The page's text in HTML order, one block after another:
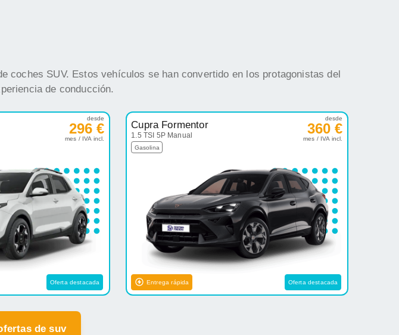
coches SUV. Estos vehículos se han convertido en los protagonistas del
de conducción.
desde
296 €
mes / IVA incl.
Oferta destacada
Cupra Formentor
1.5 TSI 5P Manual
Gasolina
desde
360 €
mes / IVA incl.
Entrega rápida Oferta destacada
de suv